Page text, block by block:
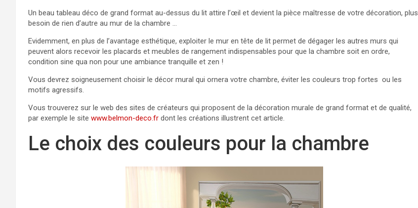
Un beau tableau déco de grand format au-dessus du lit attire l’œil et devient la pièce maîtresse de votre décoration, plus
besoin de rien d’autre au mur de la chambre …
Evidemment, en plus de l’avantage esthétique, exploiter le mur en tête de lit permet de dégager les autres murs qui
peuvent alors recevoir les placards et meubles de rangement indispensables pour que la chambre soit en ordre,
condition sine qua non pour une ambiance tranquille et zen !
Vous devrez soigneusement choisir le décor mural qui ornera votre chambre, éviter les couleurs trop fortes ou les
motifs agressifs.
Vous trouverez sur le web des sites de créateurs qui proposent de la décoration murale de grand format et de qualité,
par exemple le site www.belmon-deco.fr dont les créations illustrent cet article.
Le choix des couleurs pour la chambre